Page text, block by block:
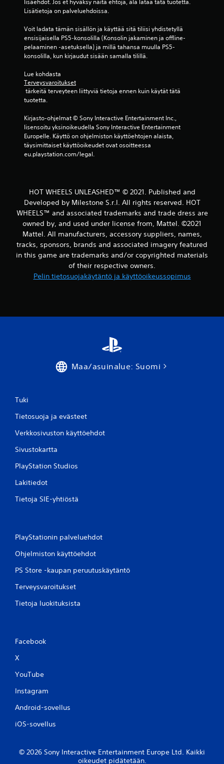
Lisätietoja on palveluehdoissa.
Voit ladata tämän sisällön ja käyttää sitä tiliisi yhdistetyllä
ensisijaisella PS5-konsolilla (Konsolin jakaminen ja offline-
pelaaminen -asetuksella) ja millä tahansa muulla PS5-
konsolilla, kun kirjaudut sisään samalla tilillä.
Lue kohdasta
Terveysvaroitukset
tuotetta.
Kirjasto-ohjelmat © Sony Interactive Entertainment Inc.,
lisensoitu yksinoikeudella Sony Interactive Entertainment
Europelle. Käyttö on ohjelmiston käyttöehtojen alaista,
täysimittaiset käyttöoikeudet ovat osoitteessa
eu.playstation.com/legal.
HOT WHEELS UNLEASHED™ © 2021. Published and
Developed by Milestone S.r.l. All rights reserved. HOT
WHEELS™ and associated trademarks and trade dress are
owned by, and used under license from, Mattel. ©2021
Mattel. All manufacturers, accessory suppliers, names,
tracks, sponsors, brands and associated imagery featured
in this game are trademarks and/or copyrighted materials
of their respective owners.
Pelin tietosuojakäytäntö ja käyttöoikeussopimus
Maa/asuinalue: Suomi
Tuki
Tietosuoja ja evästeet
Verkkosivuston käyttöehdot
Sivustokartta
PlayStation Studios
Lakitiedot
Tietoja SIE-yhtiöstä
PlayStationin palveluehdot
Ohjelmiston käyttöehdot
PS Store -kaupan peruutuskäytäntö
Terveysvaroitukset
Tietoja luokituksista
Facebook
X
YouTube
Instagram
Android-sovellus
iOS-sovellus
© 2026 Sony Interactive Entertainment Europe Ltd. Kaikki
oikeudet pidätetään.